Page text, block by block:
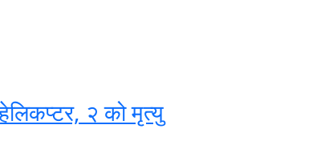
२ को मृत्यु